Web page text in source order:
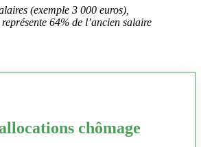
(exemple 3 000 euros),
64% de l’ancien salaire
chômage